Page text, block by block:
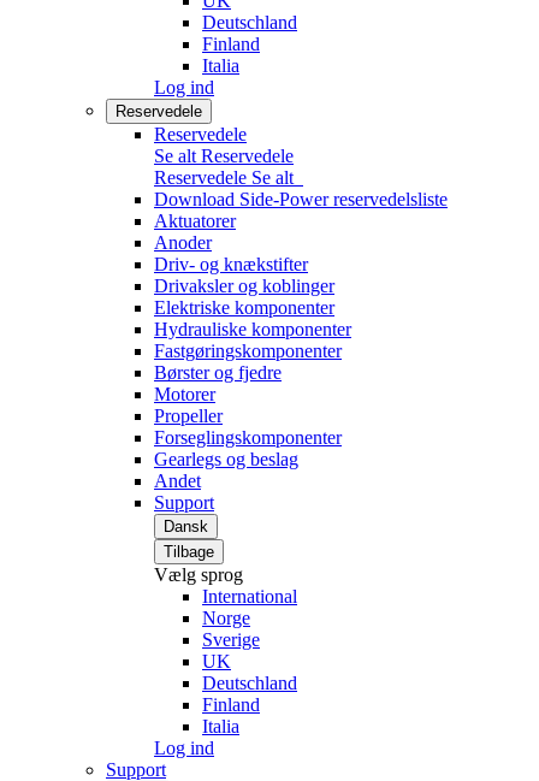
Deutschland
Finland
Italia
Log ind
Reservedele
Reservedele
Se alt Reservedele
Reservedele Se alt
Download Side-Power reservedelsliste
Aktuatorer
Anoder
Driv- og knækstifter
Drivaksler og koblinger
Elektriske komponenter
Hydrauliske komponenter
Fastgøringskomponenter
Børster og fjedre
Motorer
Propeller
Forseglingskomponenter
Gearlegs og beslag
Andet
Support
Dansk
Tilbage
Vælg sprog
International
Norge
Sverige
UK
Deutschland
Finland
Italia
Log ind
Support